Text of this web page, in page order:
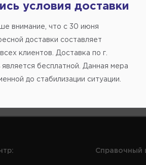
Справочный
условия доставки
внимание, что c 30 июня
доставки составляет
клиентов. Доставка по г.
бесплатной. Данная мера
до стабилизации ситуации.